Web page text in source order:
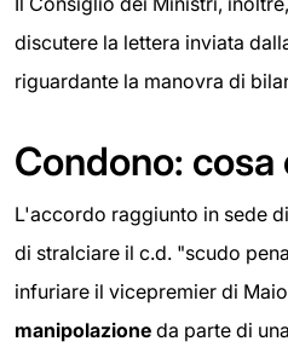
discutere la lettera inviata
riguardante la manovra di
Condono: cosa
L'accordo raggiunto in sede
di stralciare il c.d. "scudo
infuriare il vicepremier di
manipolazione da parte di